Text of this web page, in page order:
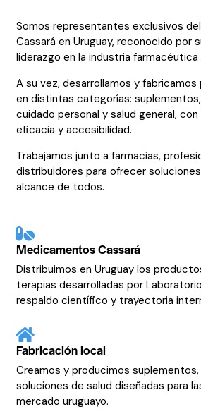
Somos representantes exclusivos
Cassará en Uruguay, reconocido por
liderazgo en la industria farmacéutica
A su vez, desarrollamos y
en distintas categorías:
cuidado personal y salud general,
eficacia y accesibilidad.
Trabajamos junto a farmacias,
distribuidores para ofrecer
alcance de todos.
Medicamentos Cassará
Distribuimos en Uruguay los
terapias desarrolladas por
respaldo científico y trayectoria
Fabricación local
Creamos y producimos
soluciones de salud diseñadas para
mercado uruguayo.